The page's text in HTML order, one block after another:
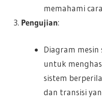
memahami
Pengujian:
Diagram
untuk
sistem
dan transisi